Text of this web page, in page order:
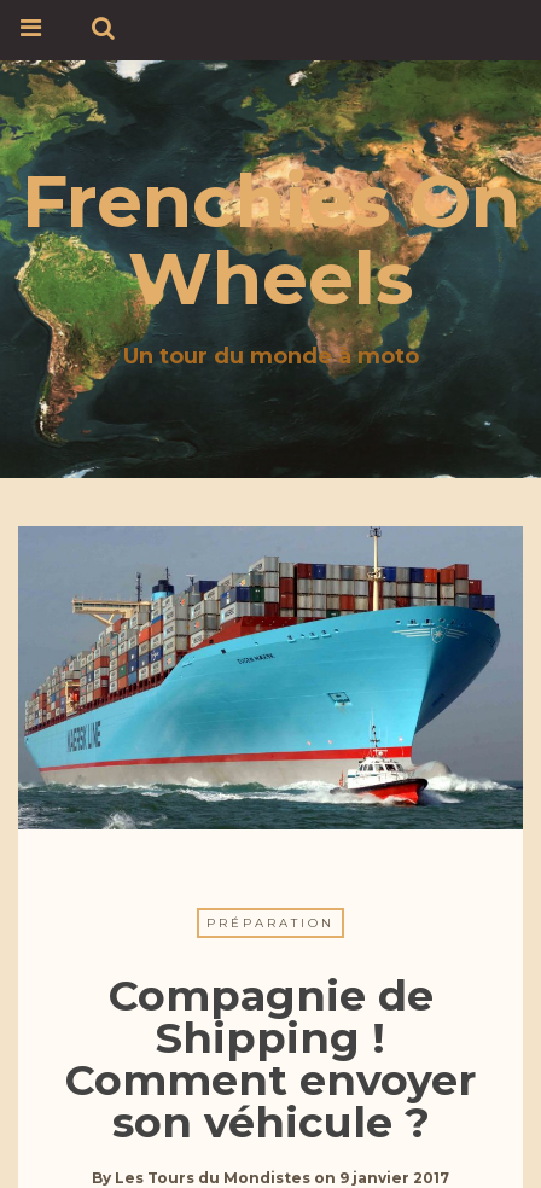
Frenchies On
Wheels
Un tour du monde à moto
PRÉPARATION
Compagnie de
Shipping !
Comment envoyer
son véhicule ?
By Les Tours du Mondistes on 9 janvier 2017